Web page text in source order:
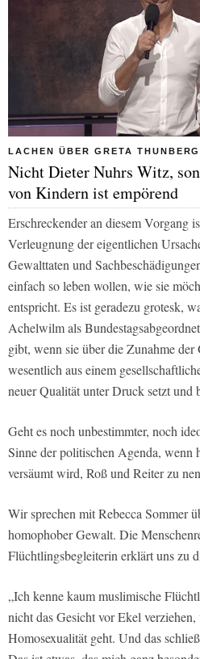
LACHEN ÜBER GRETA
Nicht Dieter Nuhrs Witz,
von Kindern ist empörend
Erschreckender an diesem Vorgang
Verleugnung der eigentlichen
Gewalttaten und
einfach so leben wollen, wie sie
entspricht. Es ist geradezu grotesk,
Achelwilm als
gibt, wenn sie über die Zunahme der
wesentlich aus einem
neuer Qualität unter Druck setzt und
Geht es noch unbestimmter, noch
Sinne der politischen Agenda, wenn
versäumt wird, Roß und Reiter zu
Wir sprechen mit Rebecca Sommer
homophober Gewalt. Die
Flüchtlingsbegleiterin erklärt uns zu
„Ich kenne kaum muslimische
nicht das Gesicht vor Ekel
Homosexualität geht. Und das